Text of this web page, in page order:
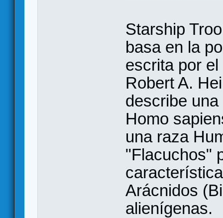
Starship
basa en la
escrita por
Robert A.
describe
Homo
una raza
"Flacuchos"
Arácnidos
alienígenas.